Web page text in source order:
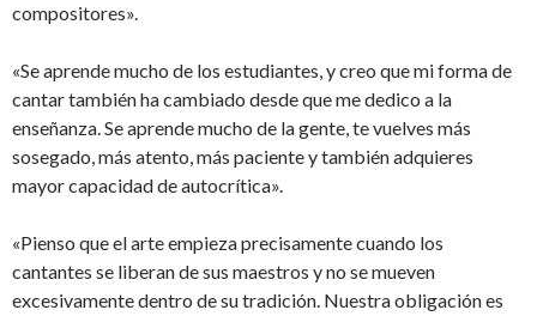
compositores».
«Se aprende mucho de los estudiantes, y creo que mi forma de
cantar también ha cambiado desde que me dedico a la
enseñanza. Se aprende mucho de la gente, te vuelves más
sosegado, más atento, más paciente y también adquieres
mayor capacidad de autocrítica».
«Pienso que el arte empieza precisamente cuando los
cantantes se liberan de sus maestros y no se mueven
excesivamente dentro de su tradición. Nuestra obligación es